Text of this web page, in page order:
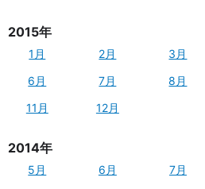
2015年
1月 2月 3月
6月
7月 8月
11月
12月
2014年
5月 6月 7月